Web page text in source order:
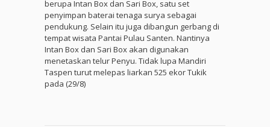
berupa Intan Box dan Sari Box, satu set
penyimpan baterai tenaga surya sebagai
pendukung. Selain itu juga dibangun gerbang di
tempat wisata Pantai Pulau Santen. Nantinya
Intan Box dan Sari Box akan digunakan
menetaskan telur Penyu. Tidak lupa Mandiri
Taspen turut melepas liarkan 525 ekor Tukik
pada (29/8)